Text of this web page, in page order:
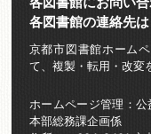
各図書館の連絡先は
京都市図書館ホーム
て、複製・転用・改変
ホームページ管理：
本部総務課企画係